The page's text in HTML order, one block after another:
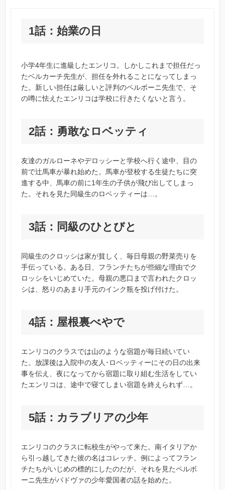
1話：始業の日
小学4年生に進級したエンリコ。しかしこれまで担任だっ
たベルカーチ先生が、担任を外れることになってしまっ
た。新しい担任は厳しいと評判のペルボーニ先生で、そ
の噂に怯えたエンリコは学校に行きたくないと言う。
2話：勇敢なロベッティ
友達のガルローネやデロッシーと学校へ行く途中、目の
前で辻馬車が暴れ始めた。馬車が登校する生徒たちに突
進する中、馬車の前に1年生の子供が飛び出してしまっ
た。それを見た同級生のロベッティーは…。
3話：同級のひとびと
同級生のクロッシは家が貧しく、毎日母親の野菜売りを
手伝っている。ある日、フランチたちが些細な理由でク
ロッシをいじめていた。母親の悪口まで言われたクロッ
シは、怒りのあまり手元のインク瓶を投げ付けた。
4話：屋根裏べやで
エンリコのクラスでは山のような宿題が毎日続いてい
た。放課後は入院中の友人･ロベッティーにその日の出来
事を伝え、夜になってから宿題に取り組む生活をしてい
たエンリコは、途中で寝てしまい宿題を終えられず…。
5話：カラブリアの少年
エンリコのクラスに転校生がやって来た。南イタリアか
ら引っ越してきた彼の名はコレッチ。例によってフラン
チたちがいじめの標的にしたのだが、それを見たペルボ
ーニ先生がパドヴァの少年愛国者の話を始めた。